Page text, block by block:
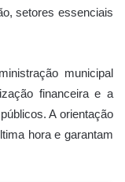
setores essenciais
municipal
financeira e a
A orientação
hora e garantam